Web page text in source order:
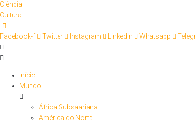
Ciência
Cultura
Facebook-f Twitter Instagram Linkedin Whatsapp
Início
Mundo
África Subsaariana
América do Norte